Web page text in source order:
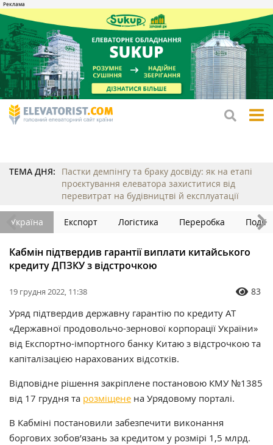
ТЕМА ДНЯ:
Пастки демпінгу та браку досвіду: як на етапі
проєктування елеватора захиститися від
перевитрат на будівництві й експлуатації
Україна Експорт Логістика Переробка Події
Кабмін підтвердив гарантії виплати китайського
кредиту ДПЗКУ з відстрочкою
19 грудня 2022, 11:38 83
Уряд підтвердив державну гарантію по кредиту АТ
«Державної продовольчо-зернової корпорації України»
від Експортно-імпортного банку Китаю з відстрочкою та
капіталізацією нарахованих відсотків.
Відповідне рішення закріплене постановою КМУ №1385
від 17 грудня та розміщене на Урядовому порталі.
В Кабміні постановили забезпечити виконання
боргових зобов’язань за кредитом у розмірі 1,5 млрд.